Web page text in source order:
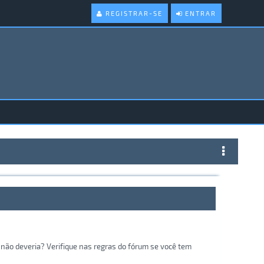
ENTRAR
REGISTRAR-SE
deveria? Verifique nas regras do fórum se você tem